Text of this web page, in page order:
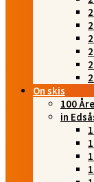
On skis
100
in